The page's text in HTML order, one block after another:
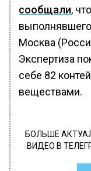
сообщали,
Москва
Экспертиза
себе 82
веществами.
БОЛЬШЕ
ВИДЕО В